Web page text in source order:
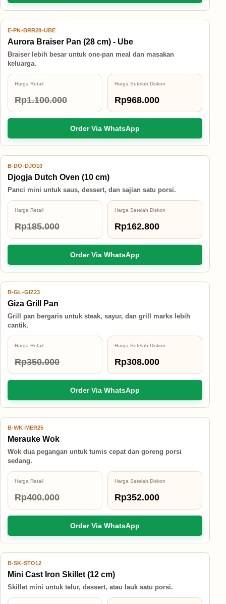
12% OFF
E-PN-BRR28-UBE
Aurora Braiser Pan (28 cm) - Ube
Braiser lebih besar untuk one-pan meal dan masakan
keluarga.
Harga Retail
Rp1.100.000
Harga Setelah Diskon
Rp968.000
Order Via WhatsApp
12% OFF
B-DO-DJO10
Djogja Dutch Oven (10 cm)
Panci mini untuk saus, dessert, dan sajian satu porsi.
Harga Retail
Rp185.000
Harga Setelah Diskon
Rp162.800
Order Via WhatsApp
12% OFF
B-GL-GIZ23
Giza Grill Pan
Grill pan bergaris untuk steak, sayur, dan grill marks lebih
cantik.
Harga Retail
Rp350.000
Harga Setelah Diskon
Rp308.000
Order Via WhatsApp
12% OFF
B-WK-MER25
Merauke Wok
Wok dua pegangan untuk tumis cepat dan goreng porsi
sedang.
Harga Retail
Rp400.000
Harga Setelah Diskon
Rp352.000
Order Via WhatsApp
12% OFF
B-SK-STO12
Mini Cast Iron Skillet (12 cm)
Skillet mini untuk telur, dessert, atau lauk satu porsi.